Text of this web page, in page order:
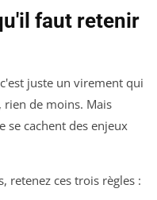
faut retenir
juste un virement qui
rien de moins. Mais
se cachent des enjeux
retenez ces trois règles :